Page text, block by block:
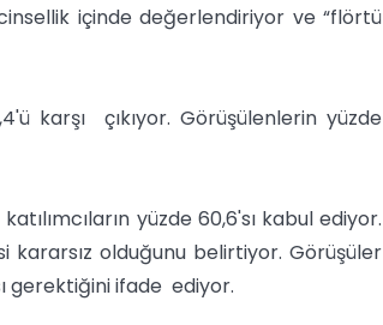
içinde değerlendiriyor ve “flörtü
karşı çıkıyor. Görüşülenlerin yüzde
yüzde 60,6'sı kabul ediyor.
kararsız olduğunu belirtiyor. Görüşüler
gerektiğini ifade ediyor.